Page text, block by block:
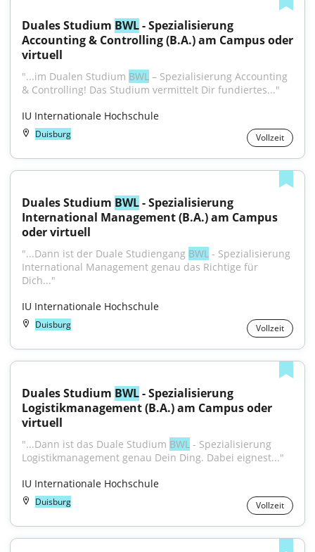
Duales Studium BWL - Spezialisierung
Accounting & Controlling (B.A.) am Campus oder
virtuell
"...im Dualen Studium BWL – Spezialisierung Accounting
& Controlling! Das Studium vermittelt Dir fundiertes..."
IU Internationale Hochschule
Duisburg Vollzeit
Duales Studium BWL - Spezialisierung
International Management (B.A.) am Campus
oder virtuell
"...Dann ist der Duale Studiengang BWL - Spezialisierung
International Management genau das Richtige für
Dich..."
IU Internationale Hochschule
Duisburg Vollzeit
Duales Studium BWL - Spezialisierung
Logistikmanagement (B.A.) am Campus oder
virtuell
"...Dann ist das Duale Studium BWL - Spezialisierung
Logistikmanagement genau Dein Ding. Dabei eignest..."
IU Internationale Hochschule
Duisburg Vollzeit